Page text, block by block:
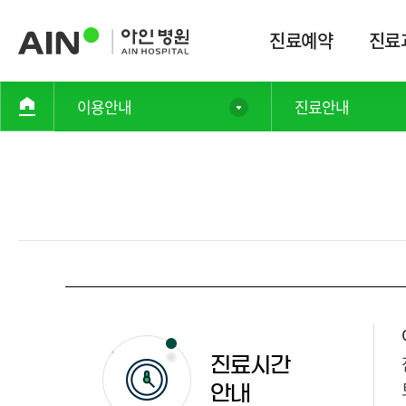
진료예약 진
이용안내 진료안내
진료시간
안내